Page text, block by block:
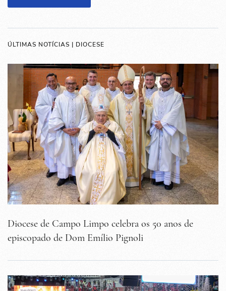
ÚLTIMAS NOTÍCIAS | DIOCESE
Diocese de Campo Limpo celebra os 50 anos de
episcopado de Dom Emílio Pignoli